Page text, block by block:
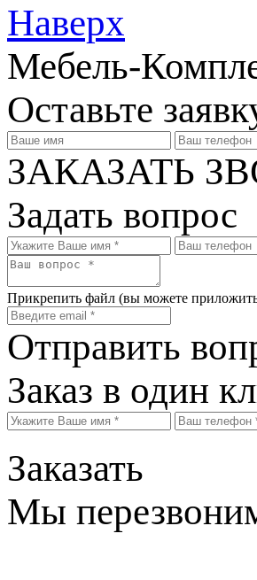
Наверх
Мебель-
Оставьте
ЗАКАЗАТЬ
Задать вопрос
Прикрепить файл (вы можете
Отправить
Заказ в один
Заказать
Мы